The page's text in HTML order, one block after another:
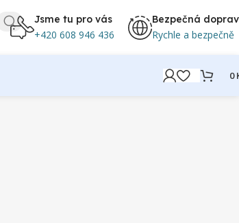
Jsme tu pro vás
+420 608 946 436
Bezpečná
Rychle a bezpečně
0